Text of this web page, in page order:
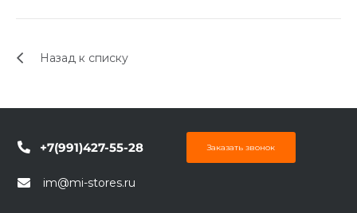
Назад к списку
+7(991)427-55-28 Заказать звонок
im@mi-stores.ru